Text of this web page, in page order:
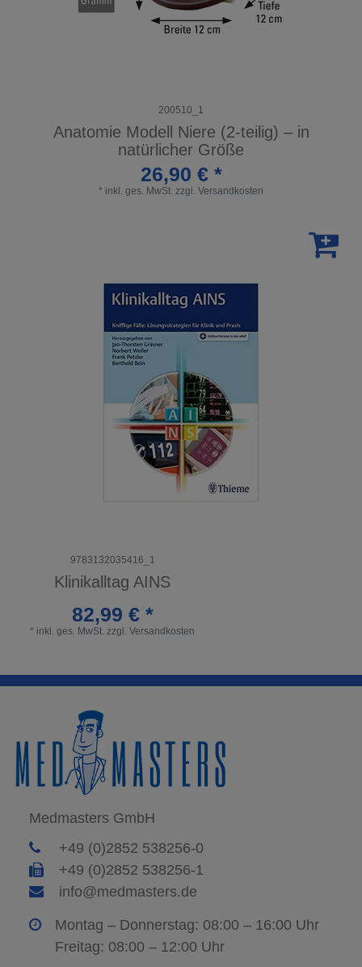
200510_1
Anatomie Modell Niere (2-teilig) – in
natürlicher Größe
26,90 € *
* inkl. ges. MwSt. zzgl. Versandkosten
9783132035416_1
Klinikalltag AINS
82,99 € *
* inkl. ges. MwSt. zzgl.Versandkosten
Medmasters GmbH
+49 (0)2852 538256-0
+49 (0)2852 538256-1
info@medmasters.de
Montag – Donnerstag: 08:00 – 16:00 Uhr
Freitag: 08:00 – 12:00 Uhr